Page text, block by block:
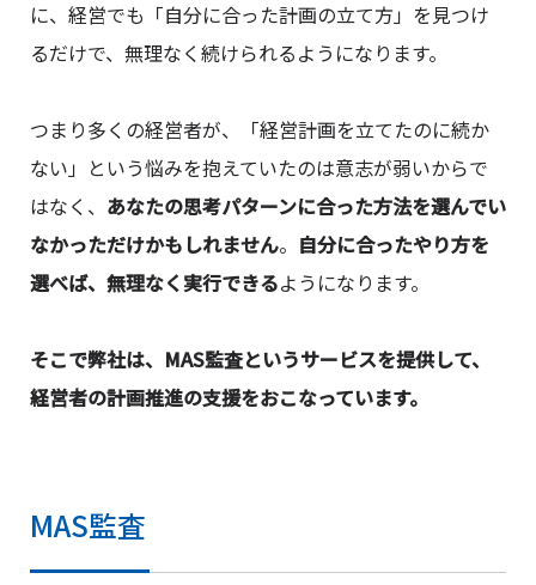
に、経営でも「自分に合った計画の立て方」を見つけ
るだけで、無理なく続けられるようになります。
つまり多くの経営者が、「経営計画を立てたのに続か
ない」という悩みを抱えていたのは意志が弱いからで
はなく、 あなたの思考パターンに合った方法を選んでい
なかっただけかもしれません。 自分に合ったやり方を
選べば、無理なく実行できるようになります。
そこで弊社は、MAS監査というサービスを提供して、
経営者の計画推進の支援をおこなっています。
MAS監査